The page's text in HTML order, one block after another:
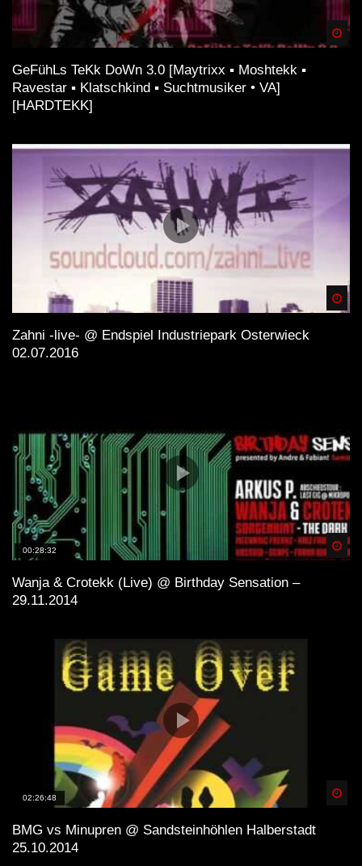
GeFühLs TeKk DoWn 3.0 [Maytrixx ▪ Moshtekk ▪
Ravestar ▪ Klatschkind ▪ Suchtmusiker • VA]
[HARDTEKK]
Zahni -live- @ Endspiel Industriepark Osterwieck
02.07.2016
00:28:32
Wanja & Crotekk (Live) @ Birthday Sensation –
29.11.2014
02:26:48
BMG vs Minupren @ Sandsteinhöhlen Halberstadt
25.10.2014